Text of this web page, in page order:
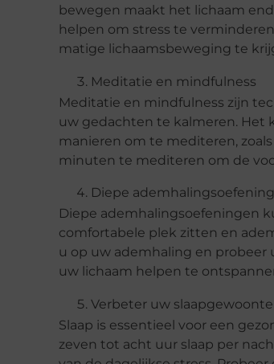
bewegen maakt het lichaam
helpen om stress te
matige lichaamsbeweging te
Meditatie en mindfulness
Meditatie en mindfulness zijn
uw gedachten te kalmeren. Het
manieren om te mediteren,
minuten te mediteren om de
Diepe
Diepe ademhalingsoefeningen
comfortabele plek zitten en
u op uw ademhaling en probeer
uw lichaam helpen te
Verbeter uw
Slaap is essentieel voor een
zeven tot acht uur slaap per